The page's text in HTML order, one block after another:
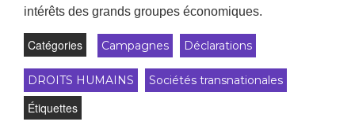
intérêts des grands groupes économiques.
Catégories Campagnes Déclarations
DROITS HUMAINS Sociétés transnationales
Étiquettes